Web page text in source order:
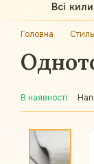
Всі
Головна
В наявності